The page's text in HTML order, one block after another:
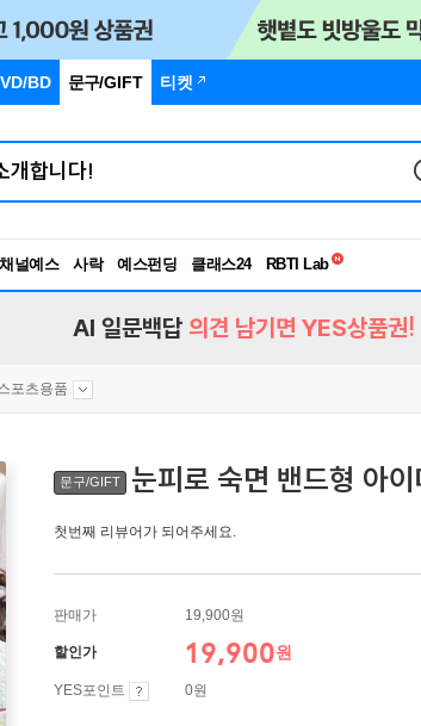
BD 문구/GIFT 티켓
채널예스 사락 예스펀딩 클래스24
RBTI Lab
독서유형검사
AI 일문백답 의견 남기면 YES상품권!
포츠용품
문구/GIFT 눈피로 숙면 밴드형 아
첫번째 리뷰어가 되어주세요.
판매가 19,900원
할인가 19,900원
YES포인트 0원